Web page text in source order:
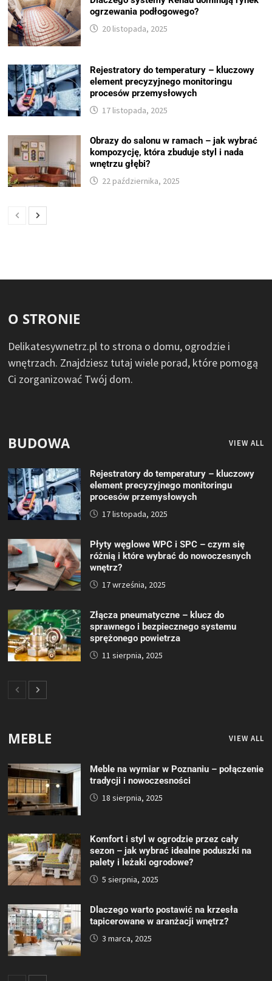
ogrzewania podłogowego?
20 listopada, 2025
Rejestratory do temperatury – kluczowy
element precyzyjnego monitoringu
procesów przemysłowych
17 listopada, 2025
Obrazy do salonu w ramach – jak wybrać
kompozycję, która zbuduje styl i nada
wnętrzu głębi?
22 października, 2025
O STRONIE
Delikatesywnetrz.pl to strona o domu, ogrodzie i
wnętrzach. Znajdziesz tutaj wiele porad, które pomogą
Ci zorganizować Twój dom.
BUDOWA VIEW ALL
Rejestratory do temperatury – kluczowy
element precyzyjnego monitoringu
procesów przemysłowych
17 listopada, 2025
Płyty węglowe WPC i SPC – czym się
różnią i które wybrać do nowoczesnych
wnętrz?
17 września, 2025
Złącza pneumatyczne – klucz do
sprawnego i bezpiecznego systemu
sprężonego powietrza
11 sierpnia, 2025
MEBLE VIEW ALL
Meble na wymiar w Poznaniu – połączenie
tradycji i nowoczesności
18 sierpnia, 2025
Komfort i styl w ogrodzie przez cały
sezon – jak wybrać idealne poduszki na
palety i leżaki ogrodowe?
5 sierpnia, 2025
Dlaczego warto postawić na krzesła
tapicerowane w aranżacji wnętrz?
3 marca, 2025